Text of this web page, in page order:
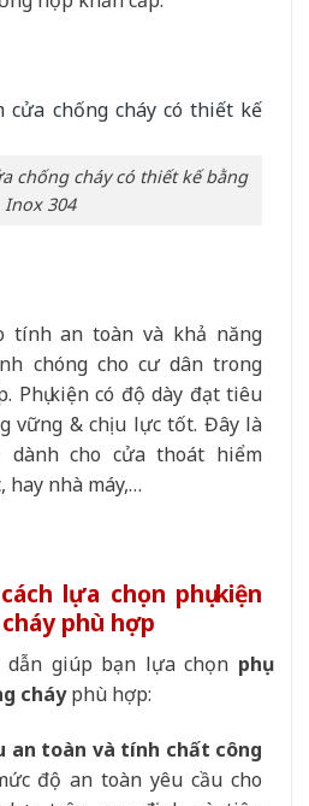
chống cháy có thiết kế bằng
Inox 304
tính an toàn và khả năng
chóng cho cư dân trong
Phụ kiện có độ dày đạt tiêu
vững & chịu lực tốt. Đây là
cho cửa thoát hiểm
hay nhà máy,…
lựa chọn phụ kiện
phù hợp
giúp bạn lựa chọn phụ
cháyphù hợp:
an toàn và tính chất công
độ an toàn yêu cầu cho